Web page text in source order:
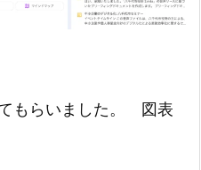
もらいました。 図表